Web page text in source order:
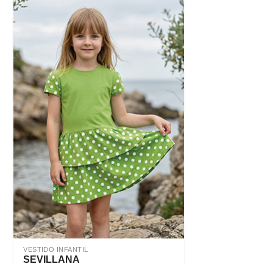
VESTIDO INFANTIL
SEVILLANA